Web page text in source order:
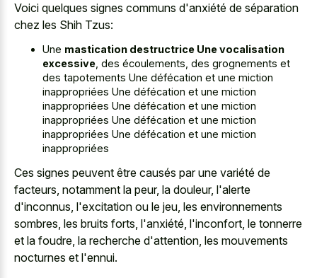
Voici quelques signes communs d'anxiété de séparation
chez les Shih Tzus:
Une mastication destructrice Une vocalisation
excessive , des écoulements, des grognements et
des tapotements Une défécation et une miction
inappropriées Une défécation et une miction
inappropriées Une défécation et une miction
inappropriées Une défécation et une miction
inappropriées Une défécation et une miction
inappropriées
Ces signes peuvent être causés par une variété de
facteurs, notamment la peur, la douleur, l'alerte
d'inconnus, l'excitation ou le jeu, les environnements
sombres, les bruits forts, l'anxiété, l'inconfort, le tonnerre
et la foudre, la recherche d'attention, les mouvements
nocturnes et l'ennui.